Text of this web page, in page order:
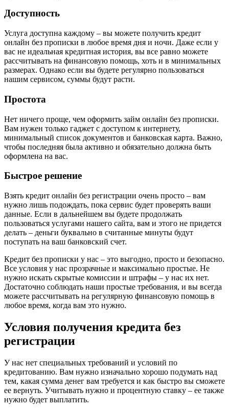
Доступность
Услуга доступна каждому – вы можете получить кредит
онлайн без прописки в любое время дня и ночи. Даже если у
вас не идеальная кредитная история, вы все равно можете
рассчитывать на финансовую помощь, хоть и в минимальных
размерах. Однако если вы будете регулярно пользоваться
нашим сервисом, суммы будут расти.
Простота
Нет ничего проще, чем оформить займ онлайн без прописки.
Вам нужен только гаджет с доступом к интернету,
минимальный список документов и банковская карта. Важно,
чтобы последняя была активно и обязательно должна быть
оформлена на вас.
Быстрое решение
Взять кредит онлайн без регистрации очень просто – вам
нужно лишь подождать, пока сервис будет проверять ваши
данные. Если в дальнейшем вы будете продолжать
пользоваться услугами нашего сайта, вам и этого не придется
делать – деньги буквально в считанные минуты будут
поступать на ваш банковский счет.
Кредит без прописки у нас – это выгодно, просто и безопасно.
Все условия у нас прозрачные и максимально простые. Не
нужно искать скрытые комиссии и штрафы – у нас их нет.
Достаточно соблюдать наши простые требования, и вы всегда
можете рассчитывать на регулярную финансовую помощь в
любое время, когда вам это нужно.
Условия получения кредита без
регистрации
У нас нет специальных требований и условий по
кредитованию. Вам нужно изначально хорошо подумать над
тем, какая сумма денег вам требуется и как быстро вы сможете
ее вернуть. Учитывать нужно и процентную ставку – ее также
нужно будет выплатить.